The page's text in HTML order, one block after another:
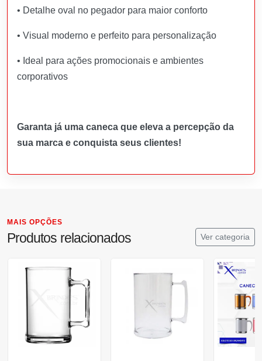
• Detalhe oval no pegador para maior conforto
• Visual moderno e perfeito para personalização
• Ideal para ações promocionais e ambientes
corporativos
Garanta já uma caneca que eleva a percepção da
sua marca e conquista seus clientes!
MAIS OPÇÕES
Produtos relacionados Ver categoria